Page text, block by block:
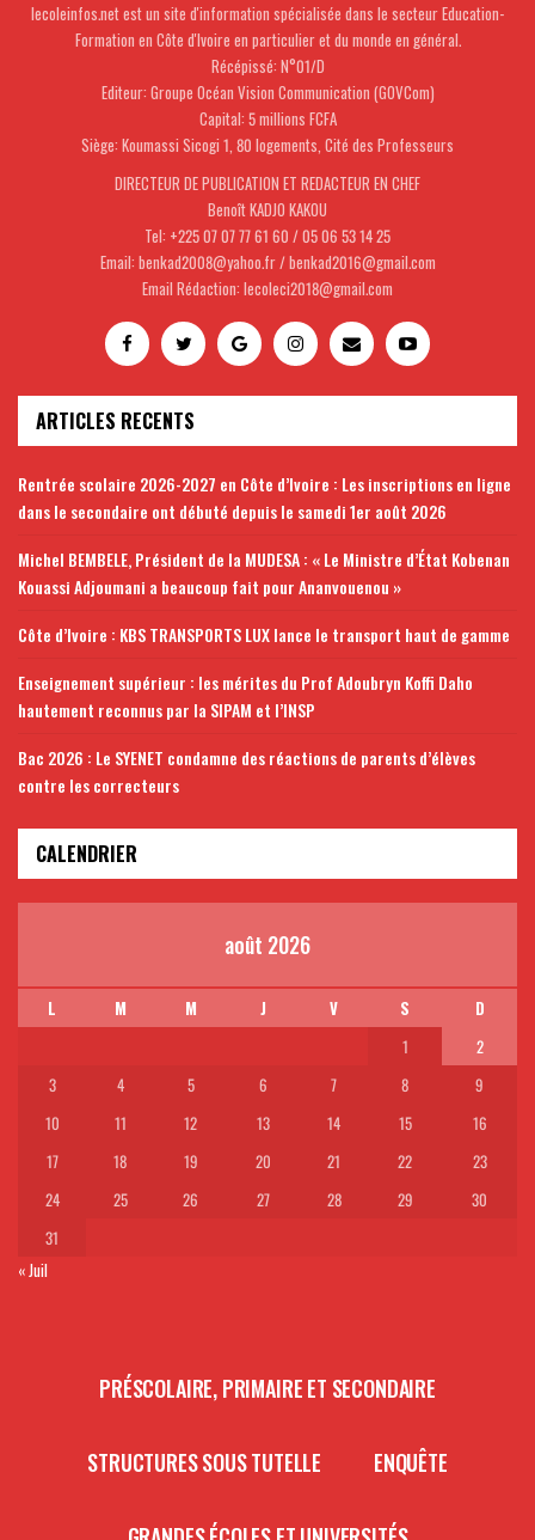
lecoleinfos.net est un site d'information spécialisée dans le secteur Education-
Formation en Côte d'Ivoire en particulier et du monde en général.
Récépissé: N°01/D
Editeur: Groupe Océan Vision Communication (GOVCom)
Capital: 5 millions FCFA
Siège: Koumassi Sicogi 1, 80 logements, Cité des Professeurs
DIRECTEUR DE PUBLICATION ET REDACTEUR EN CHEF
Benoît KADJO KAKOU
Tel: +225 07 07 77 61 60 / 05 06 53 14 25
Email: benkad2008@yahoo.fr / benkad2016@gmail.com
Email Rédaction: lecoleci2018@gmail.com
ARTICLES RECENTS
Rentrée scolaire 2026-2027 en Côte d’Ivoire : Les inscriptions en ligne
dans le secondaire ont débuté depuis le samedi 1er août 2026
Michel BEMBELE, Président de la MUDESA : « Le Ministre d’État Kobenan
Kouassi Adjoumani a beaucoup fait pour Ananvouenou »
Côte d’Ivoire : KBS TRANSPORTS LUX lance le transport haut de gamme
Enseignement supérieur : les mérites du Prof Adoubryn Koffi Daho
hautement reconnus par la SIPAM et l’INSP
Bac 2026 : Le SYENET condamne des réactions de parents d’élèves
contre les correcteurs
CALENDRIER
août 2026
L M M J V S
D
1
2
3
4 5 6 7 8
9
10
11 12 13 14 15
16
17
18 19 20 21 22
23
24
25 26 27 28 29
30
31
« Juil
PRÉSCOLAIRE, PRIMAIRE ET SECONDAIRE
STRUCTURES SOUS TUTELLE ENQUÊTE